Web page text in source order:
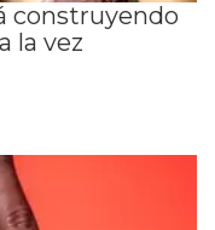
construyendo
la vez